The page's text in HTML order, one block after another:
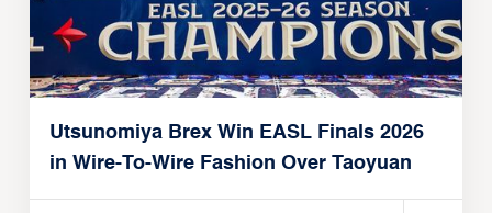
Utsunomiya Brex Win EASL Finals 2026
in Wire-To-Wire Fashion Over Taoyuan